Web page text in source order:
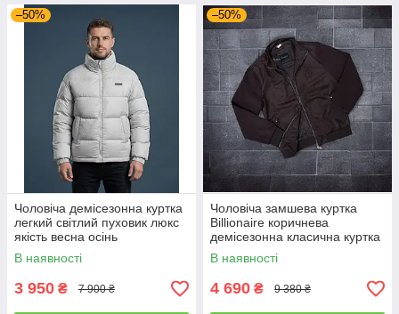
–50%
Чоловіча демісезонна куртка
легкий світлий пуховик люкс
якість весна осінь
В наявності
3 950 ₴ 7 900 ₴
–50%
Чоловіча замшева куртка
Billionaire коричнева
демісезонна класична куртка
бомбер Білліонер люкс якість
В наявності
4 690 ₴ 9 380 ₴